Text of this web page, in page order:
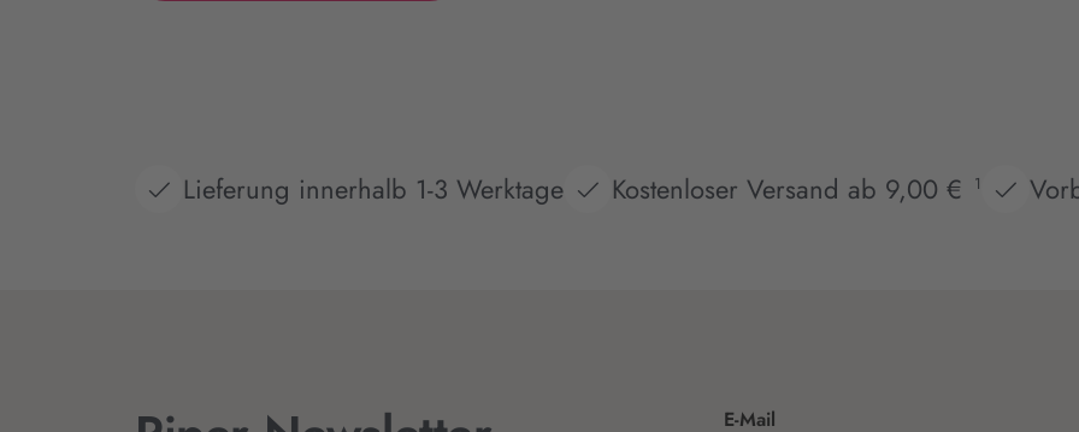
Lieferung innerhalb 1-3 Werktage Kostenloser Versand ab 9,00 € 1
E-Mail